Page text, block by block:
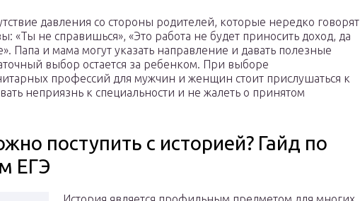
давления со стороны родителей, которые нередко говорят
«Ты не справишься», «Это работа не будет приносить доход, да
Папа и мама могут указать направление и давать полезные
выбор остается за ребенком. При выборе
профессий для мужчин и женщин стоит прислушаться к
неприязнь к специальности и не жалеть о принятом
поступить с историей? Гайд по
ЕГЭ